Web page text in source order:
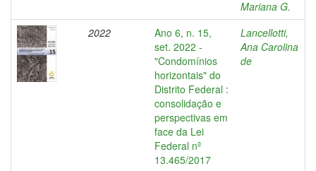
Mariana G.
2022
Ano 6, n. 15,
set. 2022 -
"Condomínios
horizontais" do
Distrito Federal :
consolidação e
perspectivas em
face da Lei
Federal nº
13.465/2017
Lancellotti,
Ana Carolina
de